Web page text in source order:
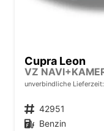
Cupra Leon
unverbindliche Lieferzeit:
Fahrzeugnr. 42951
Kraftstoff Benzin